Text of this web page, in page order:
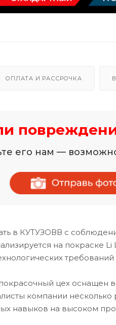
ОПЛАТА И РАССРОЧКА
его нам —
в КУТУЗОВВ с
на покраске
цех
компании
навыков на высоком